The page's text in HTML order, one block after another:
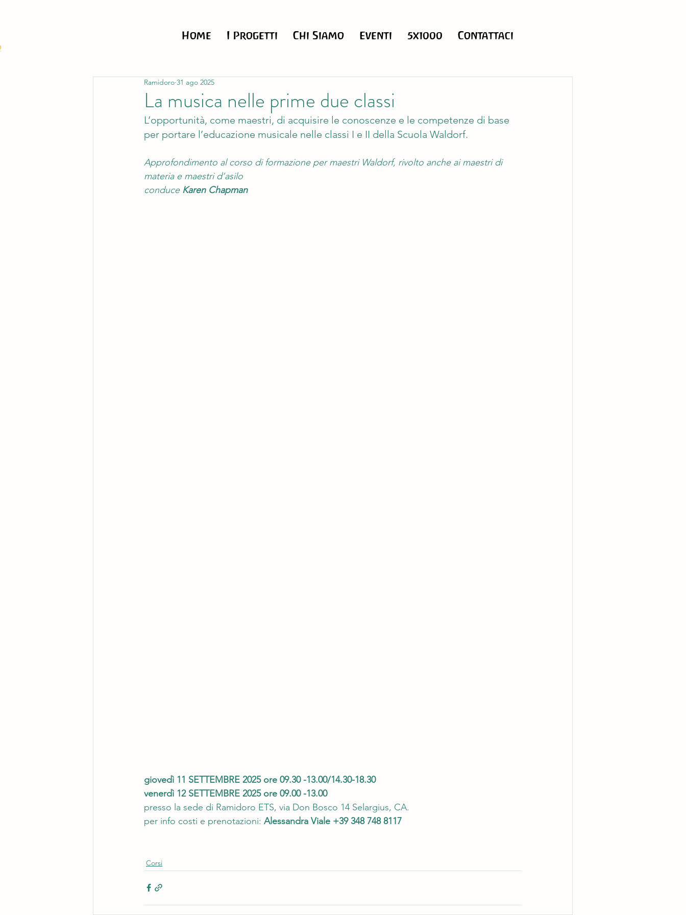
Home I Progetti Chi Siamo Eventi 5x1000 Contattaci
La musica nelle prime due classi
Ramidoro 31 ago 2025
L’opportunità, come maestri, di acquisire le conoscenze e le competenze di base
per portare l’educazione musicale nelle classi I e II della Scuola Waldorf.
Approfondimento al corso di formazione per maestri Waldorf, rivolto anche ai maestri di
materia e maestri d’asilo
conduce Karen Chapman
giovedì 11 SETTEMBRE 2025 ore 09.30 -13.00/14.30-18.30
venerdì 12 SETTEMBRE 2025 ore 09.00 -13.00
presso la sede di Ramidoro ETS, via Don Bosco 14 Selargius, CA.
per info costi e prenotazioni: Alessandra Viale +39 348 748 8117
Corsi